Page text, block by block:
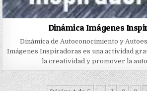
Dinámica Imágenes
Dinámica de Autoconocimiento y
Imágenes Inspiradoras es una actividad
la creatividad y promover la